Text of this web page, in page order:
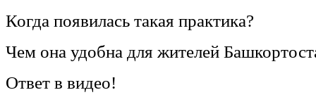
Когда появилась такая практика?
Чем она удобна для жителей
Ответ в видео!